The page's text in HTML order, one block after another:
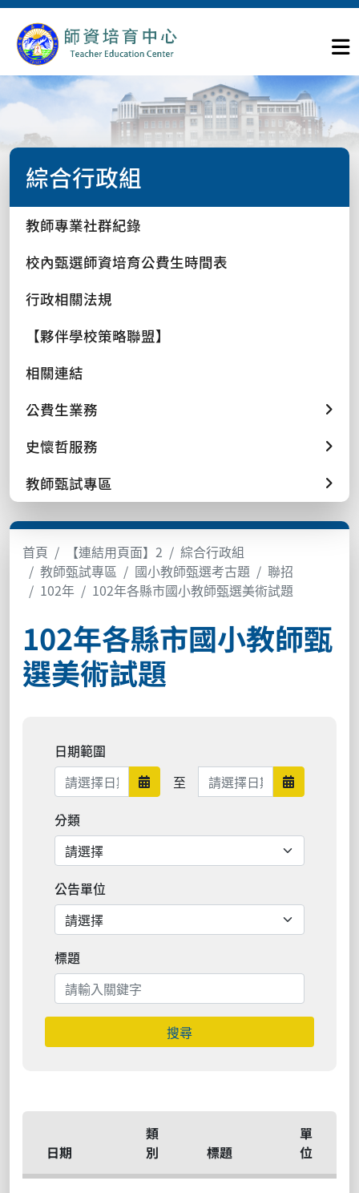
綜合行政組
教師專業社群紀錄
校內甄選師資培育公費生時間表
行政相關法規
【夥伴學校策略聯盟】
相關連結
公費生業務
史懷哲服務
教師甄試專區
首頁 【連結用頁面】2
綜合行政組
教師甄試專區
國小教師甄選考古題
聯招
102年
102年各縣市國小教師甄選美術試題
102年各縣市國小教師甄
選美術試題
日期範圍
日期範圍開始
至 日期範圍結束 日期範圍
分類
公告單位
標題
搜尋
日期
類
別
標題
單
位